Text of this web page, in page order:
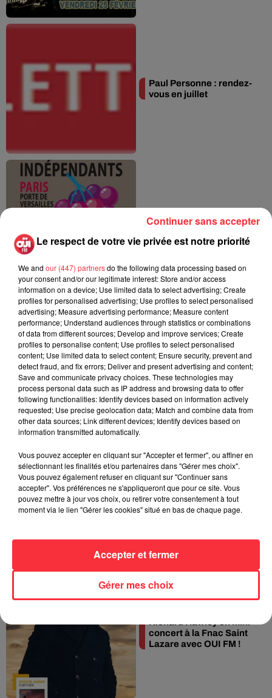
Paul Personne : rendez-
vous en juillet
41e salon des Vins des
Vignerons Indépendants
Venez fêter Halloween à
Disney Village !
Participez au Churchill
Skateboard Contest à
Rueil Malmaison
concert à la Fnac Saint
Lazare avec OUI FM !
Le respect de votre vie privée est notre priorité
We and our (447) partnersdo the following data processing based on
your consent and/or our legitimate interest: Store and/or access
information on a device; Use limited data to select advertising; Create
profiles for personalised advertising; Use profiles to select personalised
advertising; Measure advertising performance; Measure content
performance; Understand audiences through statistics or combinations
of data from different sources; Develop and improve services; Create
profiles to personalise content; Use profiles to select personalised
content; Use limited data to select content; Ensure security, prevent and
detect fraud, and fix errors; Deliver and present advertising and content;
Save and communicate privacy choices. These technologies may
process personal data such as IP address and browsing data to offer
following functionalities: Identify devices based on information actively
requested; Use precise geolocation data; Match and combine data from
other data sources; Link different devices; Identify devices based on
information transmitted automatically.
Vous pouvez accepter en cliquant sur "Accepter et fermer", ou affiner en
sélectionnant les finalités et/ou partenaires dans "Gérer mes choix".
Vous pouvez également refuser en cliquant sur "Continuer sans
accepter". Vos préférences ne s'appliqueront que pour ce site. Vous
pouvez mettre à jour vos choix, ou retirer votre consentement à tout
moment via le lien "Gérer les cookies" situé en bas de chaque page.
Gérer mes choix
Accepter et fermer
Continuer sans accepter